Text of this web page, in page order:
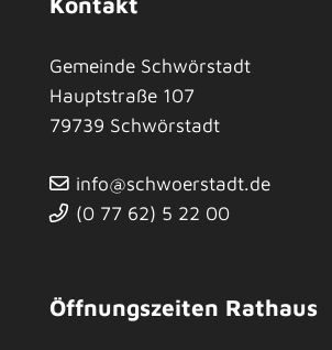
Gemeinde Schwörstadt
Hauptstraße 107
79739 Schwörstadt
info@schwoerstadt.de
(0 77 62) 5 22 00
Öffnungszeiten Rathaus